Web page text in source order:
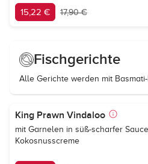
15,22 € 17,90 €
Fischgerichte
Alle Gerichte werden mit
King Prawn Vindaloo
mit Garnelen in süß-scharfer
Kokosnusscreme